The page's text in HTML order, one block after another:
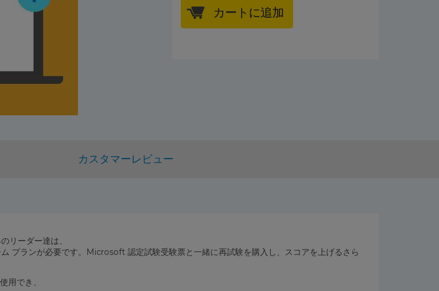
カートに追加
カスタマーレビュー
リーダー達は、
プランが必要です。Microsoft 認定試験受験票と一緒に再試験を購入し、スコアを上げるさら
用でき、